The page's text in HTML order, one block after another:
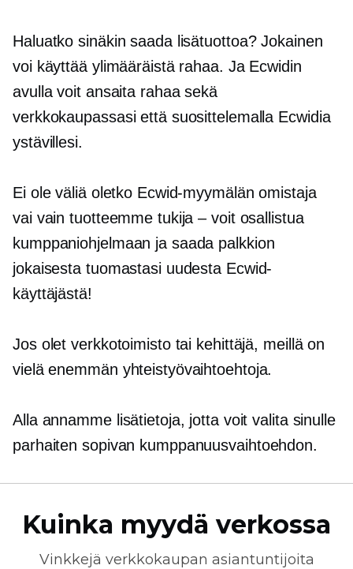
Haluatko sinäkin saada lisätuottoa? Jokainen
voi käyttää ylimääräistä rahaa. Ja Ecwidin
avulla voit ansaita rahaa sekä
verkkokaupassasi että suosittelemalla Ecwidia
ystävillesi.
Ei ole väliä oletko Ecwid-myymälän omistaja
vai vain tuotteemme tukija – voit osallistua
kumppaniohjelmaan ja saada palkkion
jokaisesta tuomastasi uudesta Ecwid-
käyttäjästä!
Jos olet verkkotoimisto tai kehittäjä, meillä on
vielä enemmän yhteistyövaihtoehtoja.
Alla annamme lisätietoja, jotta voit valita sinulle
parhaiten sopivan kumppanuusvaihtoehdon.
Kuinka myydä verkossa
Vinkkejä verkkokaupan asiantuntijoita